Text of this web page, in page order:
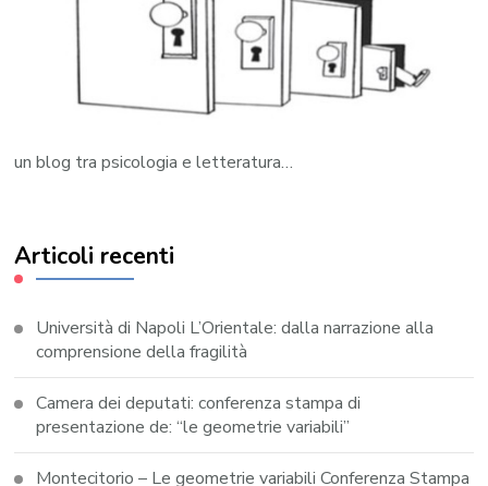
un blog tra psicologia e letteratura…
Articoli recenti
Università di Napoli L’Orientale: dalla narrazione alla
comprensione della fragilità
Camera dei deputati: conferenza stampa di
presentazione de: “le geometrie variabili”
Montecitorio – Le geometrie variabili Conferenza Stampa